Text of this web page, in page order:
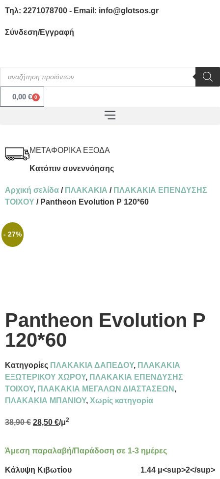
Τηλ: 2271078700 - Email: info@glotsos.gr
Σύνδεση/Εγγραφή
0,00 € 0
ΜΕΤΑΦΟΡΙΚΑ ΕΞΟΔΑ
Κατόπιν συνεννόησης
Αρχική σελίδα / ΠΛΑΚΑΚΙΑ / ΠΛΑΚΑΚΙΑ ΕΠΕΝΔΥΣΗΣ
ΤΟΙΧΟΥ / Pantheon Evolution P 120*60
- 27%
Pantheon Evolution P
120*60
Κατηγορίες ΠΛΑΚΑΚΙΑ ΔΑΠΕΔΟΥ, ΠΛΑΚΑΚΙΑ
ΕΞΩΤΕΡΙΚΟΥ ΧΩΡΟΥ, ΠΛΑΚΑΚΙΑ ΕΠΕΝΔΥΣΗΣ
ΤΟΙΧΟΥ, ΠΛΑΚΑΚΙΑ ΜΕΓΑΛΩΝ ΔΙΑΣΤΑΣΕΩΝ ,
ΠΛΑΚΑΚΙΑ ΜΠΑΝΙΟΥ, Χωρίς κατηγορία
38,90€ 28,50 €/μ2
Άμεση παραλαβή/Παράδοση σε 1-3 ημέρες
Κάλυψη Κιβωτίου 1.44 μ<sup>2</sup>